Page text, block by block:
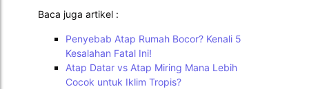
Baca juga artikel :
Penyebab Atap Rumah Bocor? Kenali 5
Kesalahan Fatal Ini!
Atap Datar vs Atap Miring Mana Lebih
Cocok untuk Iklim Tropis?